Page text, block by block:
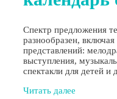
Спектр предложения
разнообразен,
представлений:
выступления,
спектакли для детей и
Читать далее